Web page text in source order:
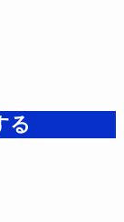
る